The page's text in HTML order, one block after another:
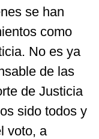
se han
como
No es ya
de las
de Justicia
sido todos y
voto, a